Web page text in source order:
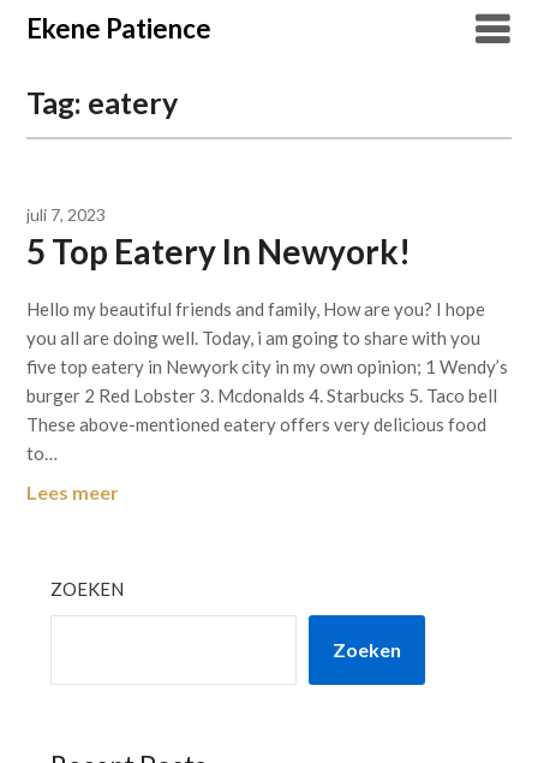
Overslaan
naar
Ekene Patience
Tag: eatery
juli 7, 2023
5 Top Eatery In Newyork!
Hello my beautiful friends and family, How are you? I hope
you all are doing well. Today, i am going to share with you
five top eatery in Newyork city in my own opinion; 1 Wendy’s
burger 2 Red Lobster 3. Mcdonalds 4. Starbucks 5. Taco bell
These above-mentioned eatery offers very delicious food
to…
Lees meer
ZOEKEN
Zoeken